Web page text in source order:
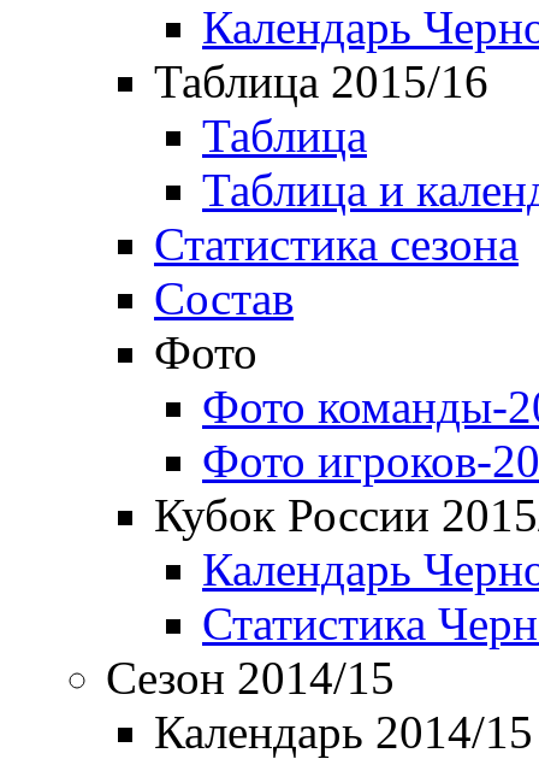
Календарь
Таблица 2015/16
Таблица
Таблица и
Статистика сезона
Состав
Фото
Фото команды-
Фото игроков-
Кубок России
Календарь
Статистика
Сезон 2014/15
Календарь 2014/15